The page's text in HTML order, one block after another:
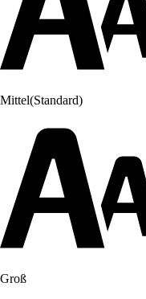
Mittel(Standard)
Groß